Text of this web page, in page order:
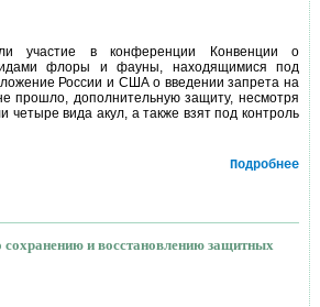
участие в конференции Конвенции о
флоры и фауны, находящимися под
России и США о введении запрета на
прошло, дополнительную защиту, несмотря
вида акул, а также взят под контроль
Подробнее
и восстановлению защитных